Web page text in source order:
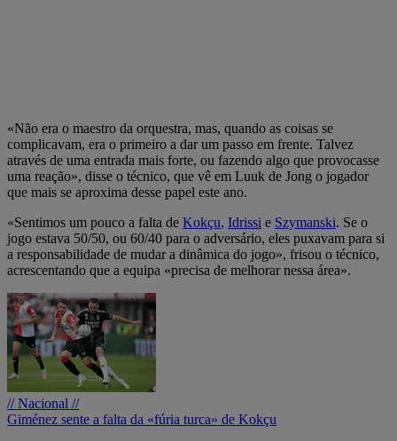
«Não era o maestro da orquestra, mas, quando as coisas se
complicavam, era o primeiro a dar um passo em frente. Talvez
através de uma entrada mais forte, ou fazendo algo que provocasse
uma reação», disse o técnico, que vê em Luuk de Jong o jogador
que mais se aproxima desse papel este ano.
«Sentimos um pouco a falta de Kokçu, Idrissi e Szymanski. Se o
jogo estava 50/50, ou 60/40 para o adversário, eles puxavam para si
a responsabilidade de mudar a dinâmica do jogo», frisou o técnico,
acrescentando que a equipa «precisa de melhorar nessa área».
// Nacional //
Giménez sente a falta da «fúria turca» de Kokçu